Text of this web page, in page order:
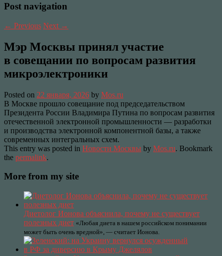
Post navigation
← Previous Next →
Мэр Москвы принял участие
в совещании по вопросам развития
микроэлектроники
Posted on 22 января, 2026 by Mos.ru
В Москве прошло совещание под председательством
Президента России Владимира Путина по вопросам развития
отечественной электронной промышленности — разработки
и производства электронной компонентной базы, а также
современных интегральных схем.
This entry was posted in Новости Москвы by Mos.ru. Bookmark
the permalink.
More from my site
Диетолог Ионова объяснила, почему не существует
полезных диет «Любая диета в нашем российском понимании
может быть очень вредной», — считает Ионова.